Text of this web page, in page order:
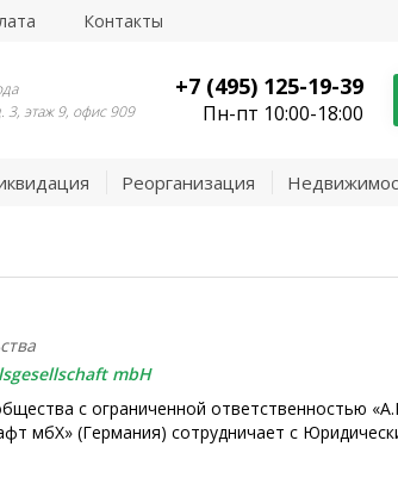
Контакты
3, этаж 9, офис 909
+7 (495) 125-19-39
Пн-пт 10:00-18:00
Реорганизация
mbH
с ограниченной ответственностью
мбХ» (Германия) сотрудничает с